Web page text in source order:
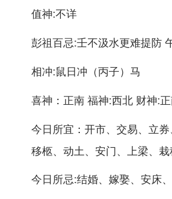
值神:不详
彭祖百忌:壬不汲水更难提防
相冲:鼠日冲（丙子）马
喜神 ：正南 福神:西北 财神:
今日所宜 ：开市、交易、立
移柩、动土、安门、上梁、栽
今日所忌:结婚、嫁娶、安床